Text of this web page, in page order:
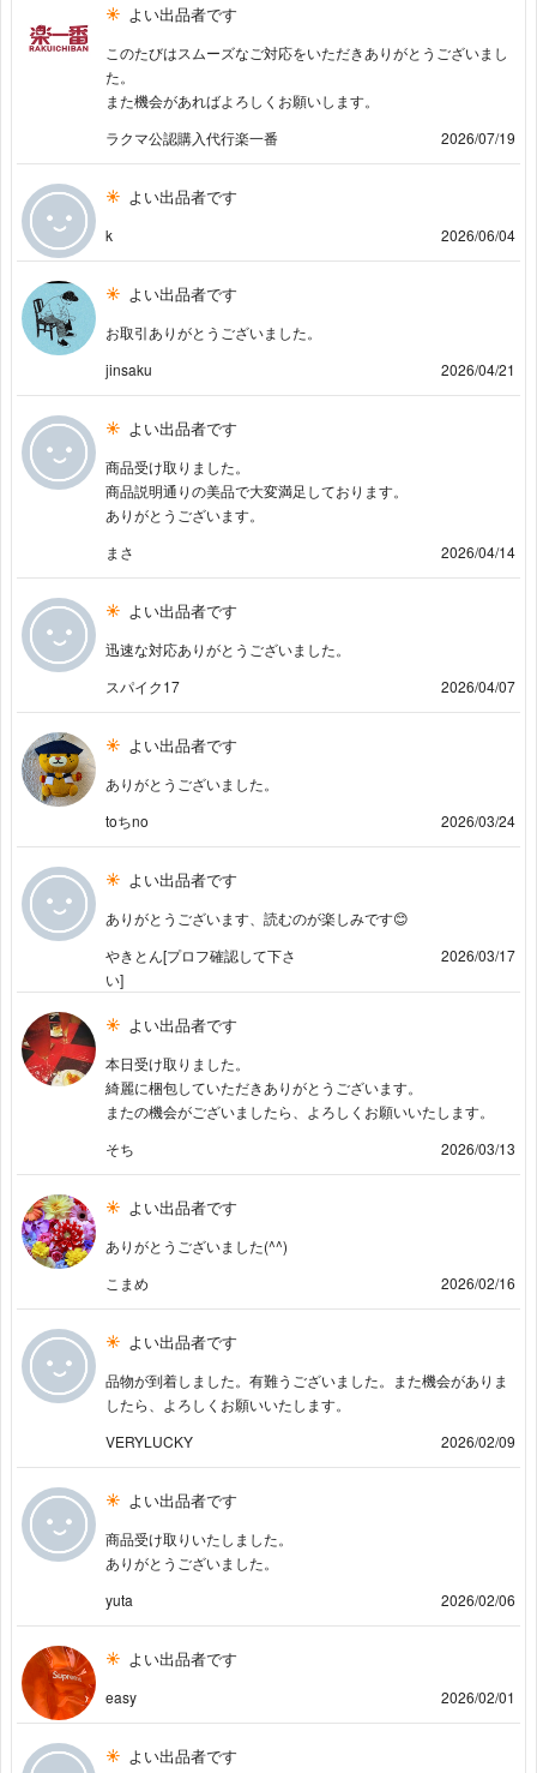
よい出品者です
このたびはスムーズなご対応をいただきありがとうございまし
た。
また機会があればよろしくお願いします。
ラクマ公認購入代行楽一番
2026/07/19
よい出品者です
k 2026/06/04
よい出品者です
お取引ありがとうございました。
jinsaku
2026/04/21
よい出品者です
商品受け取りました。
商品説明通りの美品で大変満足しております。
ありがとうございます。
まさ
2026/04/14
よい出品者です
迅速な対応ありがとうございました。
スパイク17
2026/04/07
よい出品者です
ありがとうございました。
toちno
2026/03/24
よい出品者です
ありがとうございます、読むのが楽しみです😊
やきとん[プロフ確認して下さ
い]
2026/03/17
よい出品者です
本日受け取りました。
綺麗に梱包していただきありがとうございます。
またの機会がございましたら、よろしくお願いいたします。
そち
2026/03/13
よい出品者です
ありがとうございました(^^)
こまめ
2026/02/16
よい出品者です
品物が到着しました。有難うございました。また機会がありま
したら、よろしくお願いいたします。
VERYLUCKY
2026/02/09
よい出品者です
商品受け取りいたしました。
ありがとうございました。
yuta
2026/02/06
よい出品者です
easy 2026/02/01
よい出品者です